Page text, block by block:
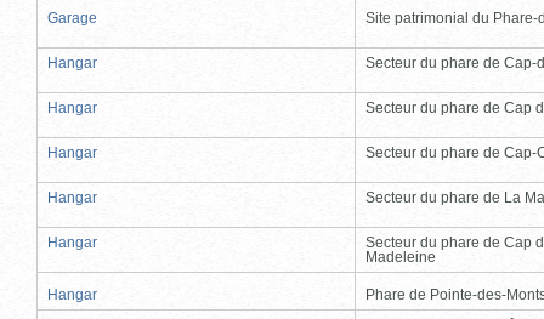
Garage Site patrimonial du Phare-
Hangar Secteur du phare de Cap-
Hangar Secteur du phare de Cap
Hangar Secteur du phare de Cap-
Hangar Secteur du phare de La
Hangar
Secteur du phare de Cap
Madeleine
Hangar
Phare de Pointe-des-